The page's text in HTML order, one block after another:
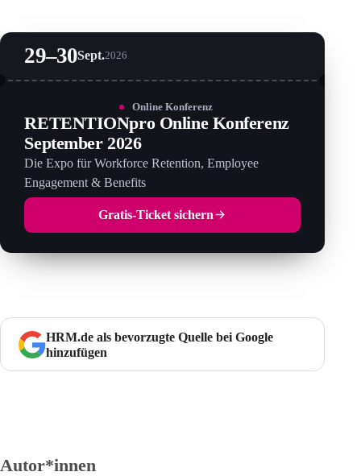
29–30Sept.2026
Online Konferenz
RETENTIONpro Online Konferenz
September 2026
Die Expo für Workforce Retention, Employee
Engagement & Benefits
Gratis-Ticket sichern
HRM.de als bevorzugte Quelle bei Google
hinzufügen
Autor*innen